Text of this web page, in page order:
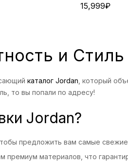
15,999₽
и
каталог Jordan , который
то вы попали по адресу!
Jordan?
предложить вам самые
премиум материалов, что